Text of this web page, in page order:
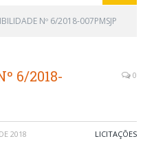
Nº 6/2018-007PMSJP
6/2018-
0
2018 LICITAÇÕES